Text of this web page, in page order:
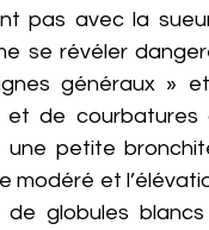
pas avec la
se révéler
généraux »
et de
une petite
modéré et
globules